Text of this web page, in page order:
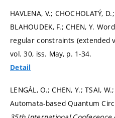
HAVLENA, V.; CHOCHOLATÝ,
BLAHOUDEK, F.; CHEN, Y.
regular constraints (extended
vol. 30, iss. May, p. 1-34.
Detail
LENGÁL, O.; CHEN, Y.; TSAI,
Automata-based Quantum